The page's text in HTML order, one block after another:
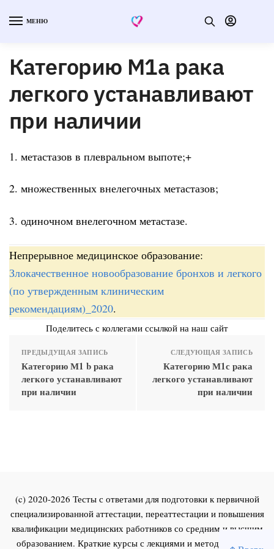
МЕНЮ
Категорию М1а рака
легкого устанавливают
при наличии
1. метастазов в плевральном выпоте;+
2. множественных внелегочных метастазов;
3. одиночном внелегочном метастазе.
Непрерывное медицинское образование:
Злокачественное новообразование бронхов и легкого
(по утвержденным клиническим
рекомендациям)_2020.
Поделитесь с коллегами ссылкой на наш сайт
ПРЕДЫДУЩАЯ ЗАПИСЬ
Категорию М1 b рака
легкого устанавливают
при наличии
СЛЕДУЮЩАЯ ЗАПИСЬ
Категорию М1с рака
легкого устанавливают
при наличии
(c) 2020-2026 Тесты с ответами для подготовки к первичной
специализированной аттестации, переаттестации и повышения
квалификации медицинских работников со средним и высшим
образованием. Краткие курсы с лекциями и методическими